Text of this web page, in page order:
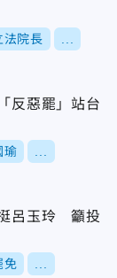
法院長
反惡罷」站台
瑜
呂玉玲 籲投
免